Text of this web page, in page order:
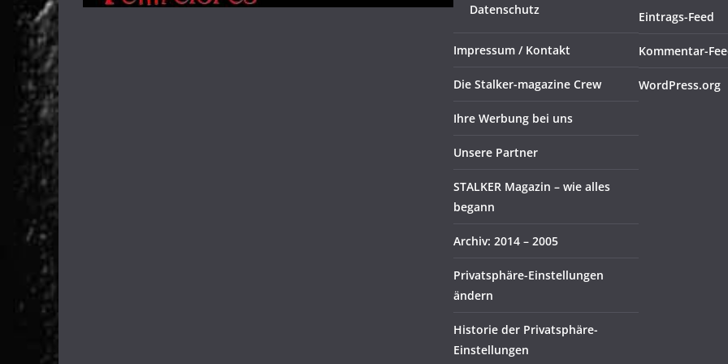
Datenschutz
Impressum / Kontakt
Die Stalker-magazine Crew
Ihre Werbung bei uns
Unsere Partner
STALKER Magazin – wie alles
begann
Archiv: 2014 – 2005
Privatsphäre-Einstellungen
ändern
Historie der Privatsphäre-
Einstellungen
Eintrags-Feed
Kommentar-
WordPress.org